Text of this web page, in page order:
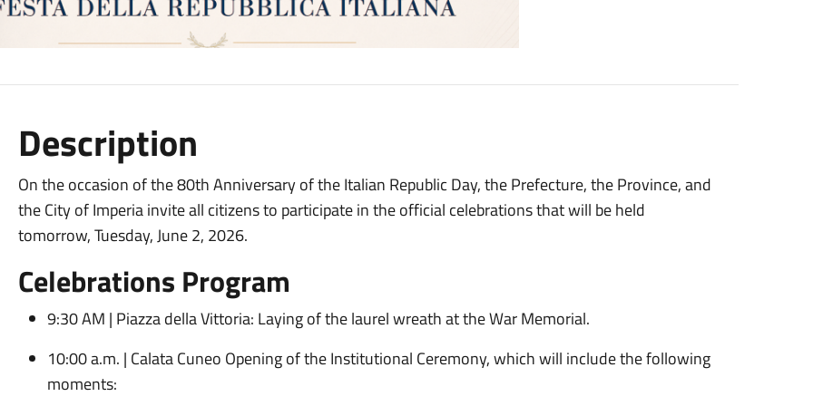
Description
On the occasion of the 80th Anniversary of the Italian Republic Day, the Prefecture, the Province, and
the City of Imperia invite all citizens to participate in the official celebrations that will be held
tomorrow, Tuesday, June 2, 2026.
Celebrations Program
9:30 AM | Piazza della Vittoria: Laying of the laurel wreath at the War Memorial.
10:00 a.m. | Calata Cuneo Opening of the Institutional Ceremony, which will include the following
moments: